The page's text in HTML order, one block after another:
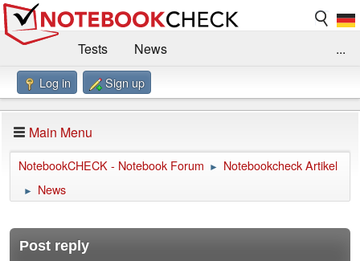
Tests
News
Benchmarks / Technik
Forum
Impressum
...
Log in Sign up
Main Menu
NotebookCHECK - Notebook Forum ► Notebookcheck Artikel
► News
Post reply